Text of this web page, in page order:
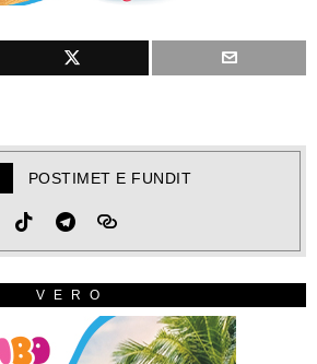
POSTIMET E FUNDIT
VERO